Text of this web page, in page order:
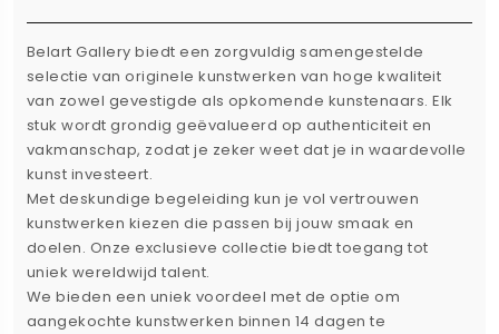
Belart Gallery biedt een zorgvuldig samengestelde
selectie van originele kunstwerken van hoge kwaliteit
van zowel gevestigde als opkomende kunstenaars. Elk
stuk wordt grondig geëvalueerd op authenticiteit en
vakmanschap, zodat je zeker weet dat je in waardevolle
kunst investeert.
Met deskundige begeleiding kun je vol vertrouwen
kunstwerken kiezen die passen bij jouw smaak en
doelen. Onze exclusieve collectie biedt toegang tot
uniek wereldwijd talent.
We bieden een uniek voordeel met de optie om
aangekochte kunstwerken binnen 14 dagen te